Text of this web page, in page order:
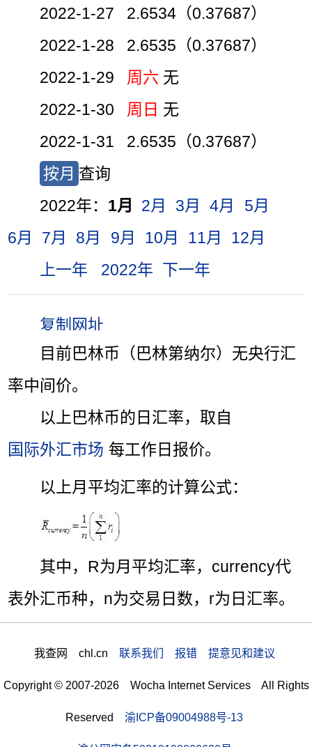
2022-1-27 2.6534（0.37687）
2022-1-28 2.6535（0.37687）
2022-1-29 周六 无
2022-1-30 周日 无
2022-1-31 2.6535（0.37687）
按月 查询
2022年： 1月 2月 3月 4月
5月
6月
7月 8月 9月 10月 11月
12月
上一年
2022年 下一年
目前巴林币（巴林第纳尔）无央行汇
率中间价。
以上巴林币的日汇率，取自
国际外汇市场 每工作日报价。
以上月平均汇率的计算公式：
其中，R为月平均汇率，currency代
表外汇币种，n为交易日数，r为日汇率。
我查网 chl.cn 联系我们 报错 提意见和建议
Copyright © 2007-2026 Wocha Internet Services All Rights
Reserved 渝ICP备09004988号-13